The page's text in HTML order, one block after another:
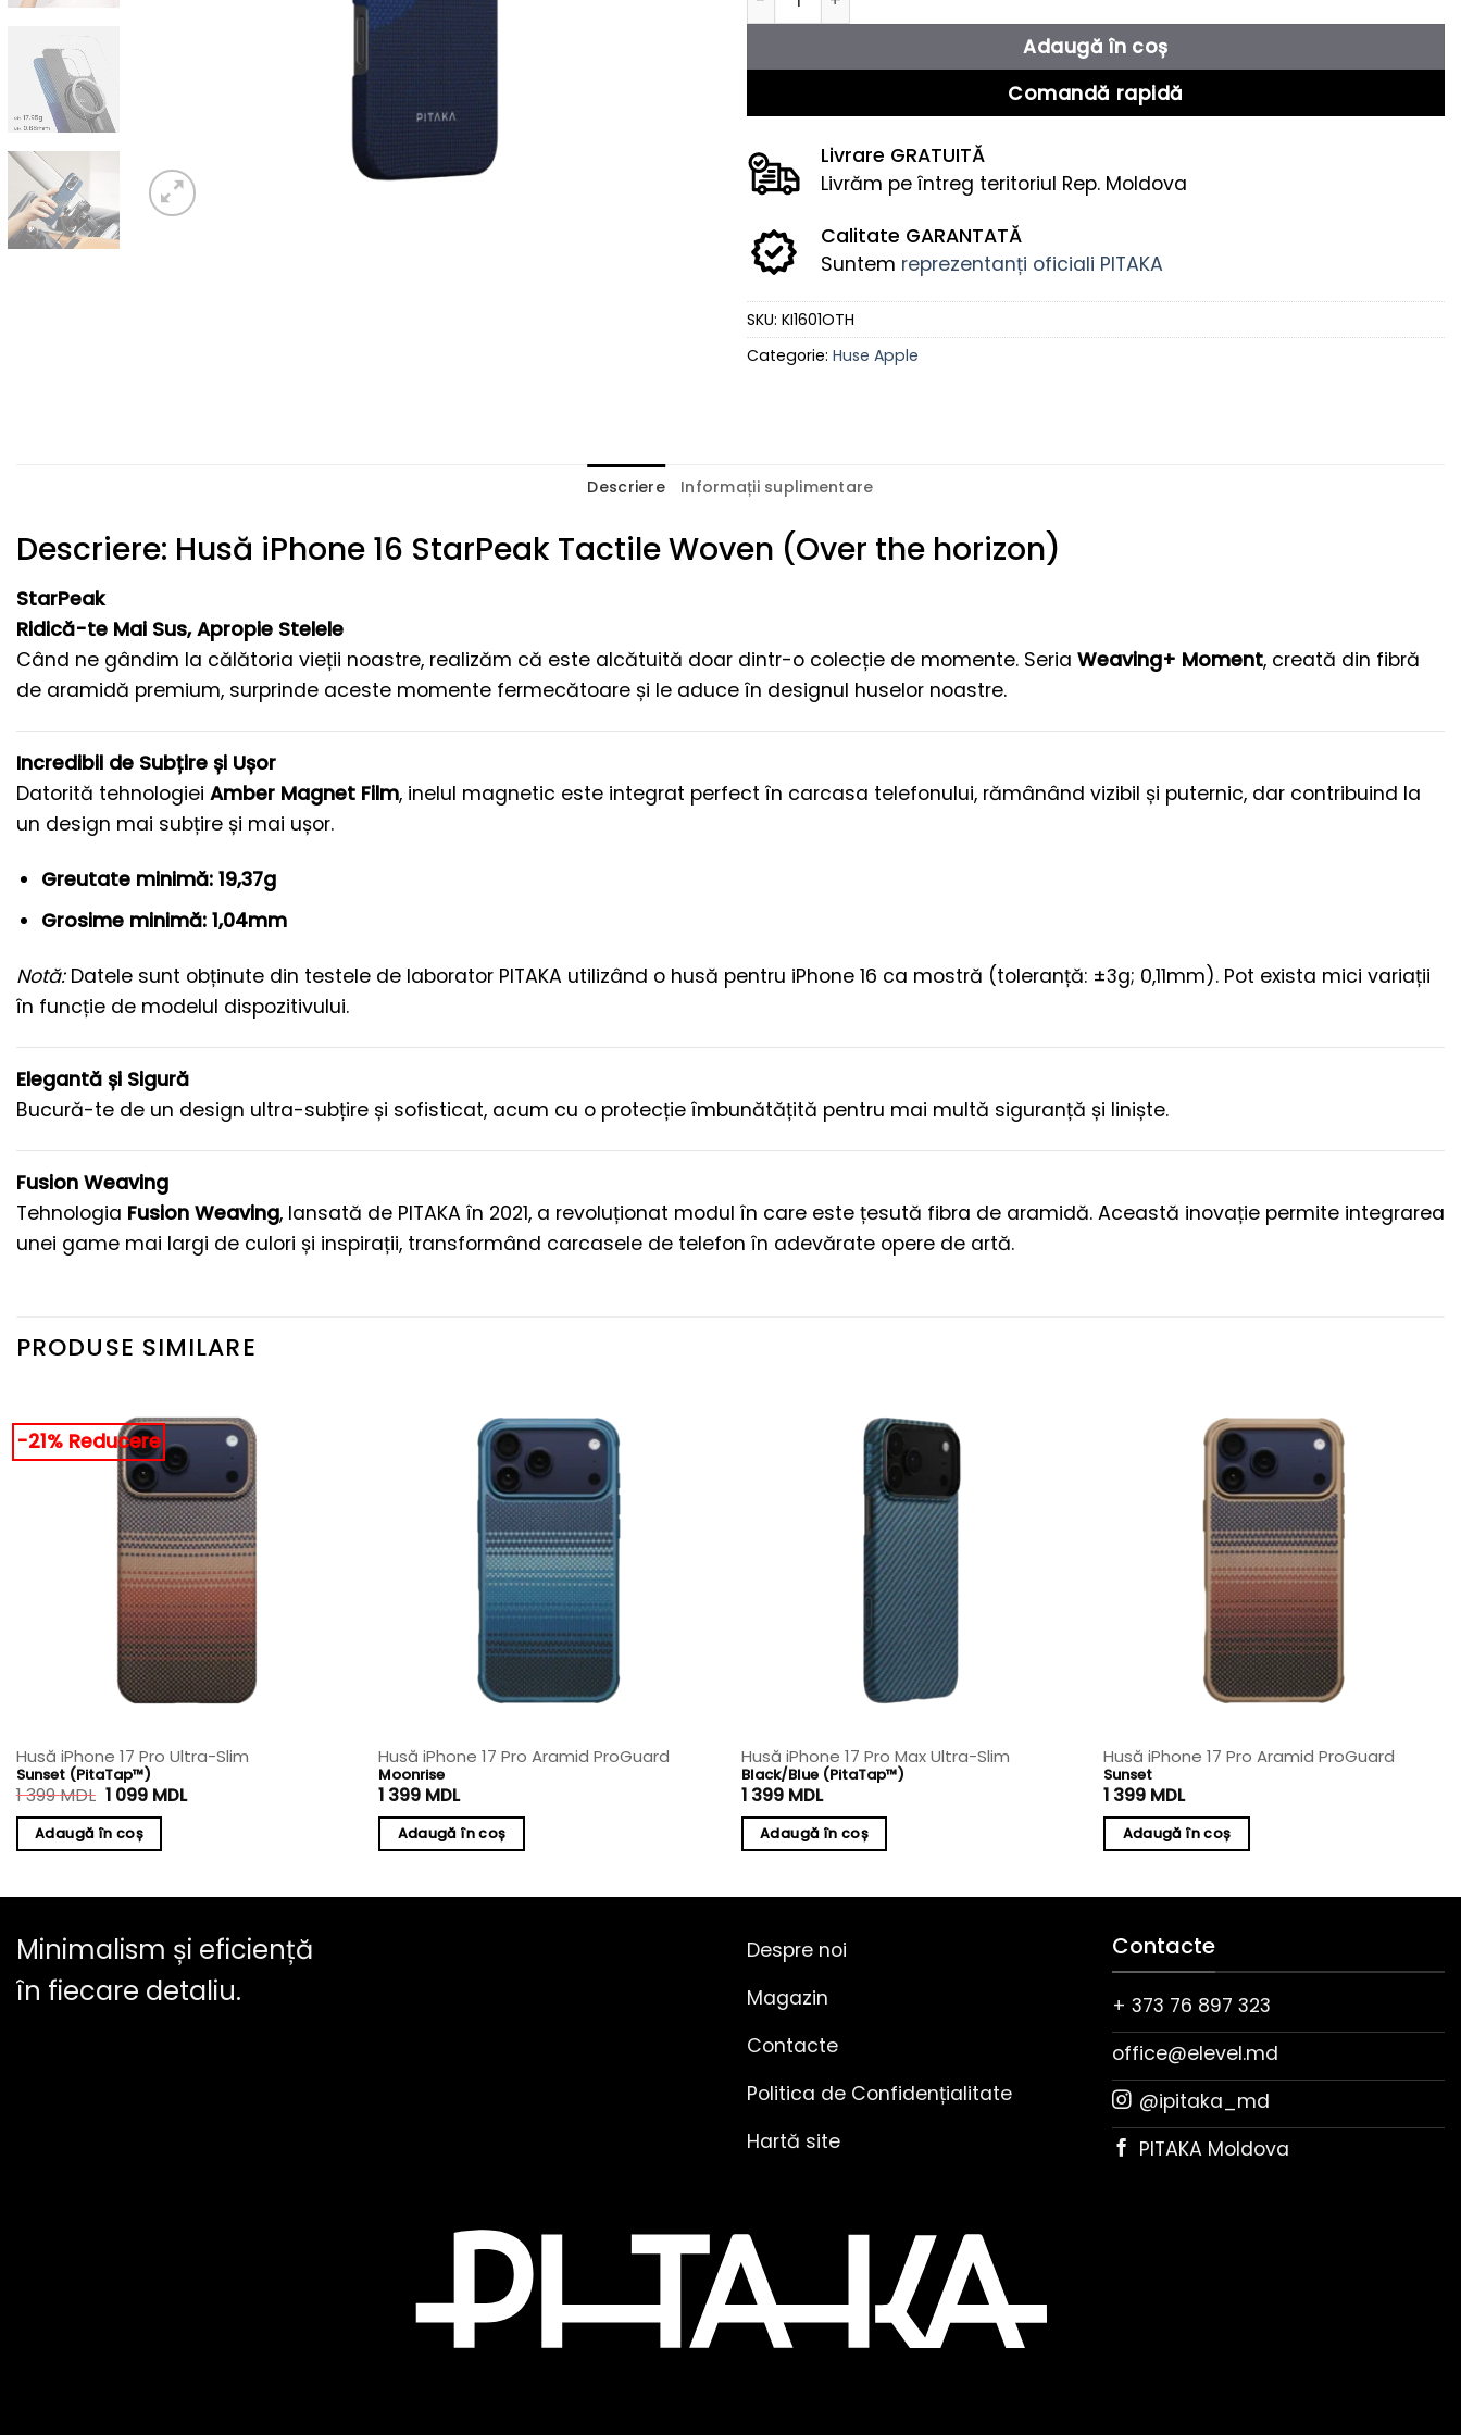
Adaugă în coș
Comandă rapidă
Livrare GRATUITĂ
Livrăm pe întreg teritoriul Rep. Moldova
Calitate GARANTATĂ
Suntem reprezentanți oficiali PITAKA
SKU: KI1601OTH
Categorie: Huse Apple
Descriere Informații suplimentare
Descriere: Husă iPhone 16 StarPeak Tactile Woven (Over the horizon)
StarPeak
Ridică-te Mai Sus, Apropie Stelele
Când ne gândim la călătoria vieții noastre, realizăm că este alcătuită doar dintr-o colecție de momente. Seria Weaving+ Moment, creată din fibră
de aramidă premium, surprinde aceste momente fermecătoare și le aduce în designul huselor noastre.
Incredibil de Subțire și Ușor
Datorită tehnologiei Amber Magnet Film, inelul magnetic este integrat perfect în carcasa telefonului, rămânând vizibil și puternic, dar contribuind la
un design mai subțire și mai ușor.
Greutate minimă: 19,37g
Grosime minimă: 1,04mm
Notă:Datele sunt obținute din testele de laborator PITAKA utilizând o husă pentru iPhone 16 ca mostră (toleranță: ±3g; 0,11mm). Pot exista mici variații
în funcție de modelul dispozitivului.
Elegantă și Sigură
Bucură-te de un design ultra-subțire și sofisticat, acum cu o protecție îmbunătățită pentru mai multă siguranță și liniște.
Fusion Weaving
Tehnologia Fusion Weaving, lansată de PITAKA în 2021, a revoluționat modul în care este țesută fibra de aramidă. Această inovație permite integrarea
unei game mai largi de culori și inspirații, transformând carcasele de telefon în adevărate opere de artă.
PRODUSE SIMILARE
-21% Reducere
Husă iPhone 17 Pro Ultra-Slim
Sunset (PitaTap™)
1 399MDL Prețul
inițial
a
fost:
1
1 099 MDLPrețul
Adaugă în coș
Husă iPhone 17 Pro Aramid ProGuard
Moonrise
1 399 MDL
Adaugă în coș
Husă iPhone 17 Pro Max Ultra-Slim
Black/Blue (PitaTap™)
1 399 MDL
Adaugă în coș
Husă iPhone 17 Pro Aramid ProGuard
Sunset
1 399 MDL
Adaugă în coș
Minimalism și eficiență
în fiecare detaliu.
Despre noi
Magazin
Contacte
Politica de Confidențialitate
Hartă site
Contacte
+ 373 76 897 323
office@elevel.md
@ipitaka_md
PITAKA Moldova